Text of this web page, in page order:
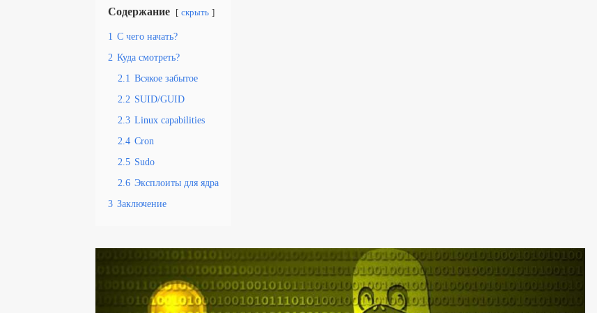
Содержание скрыть
1 С чего начать?
2 Куда смотреть?
2.1 Всякое забытое
2.2 SUID/GUID
2.3 Linux capabilities
2.4 Cron
2.5 Sudo
2.6 Эксплоиты для ядра
3 Заключение